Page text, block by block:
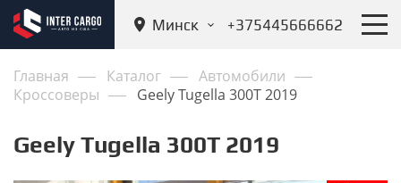
Минск +375445666662
Главная Каталог
Автомобили
Кроссоверы
Geely Tugella 300T 2019
Geely Tugella 300T 2019